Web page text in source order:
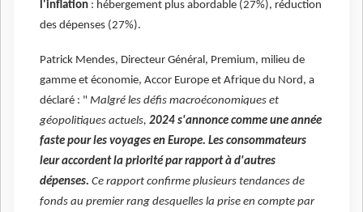
l'inflation : hébergement plus abordable (27%), réduction
des dépenses (27%).
Patrick Mendes, Directeur Général, Premium, milieu de
gamme et économie, Accor Europe et Afrique du Nord, a
déclaré : " Malgré les défis macroéconomiques et
géopolitiques actuels, 2024 s'annonce comme une année
faste pour les voyages en Europe. Les consommateurs
leur accordent la priorité par rapport à d'autres
dépenses. Ce rapport confirme plusieurs tendances de
fonds au premier rang desquelles la prise en compte par